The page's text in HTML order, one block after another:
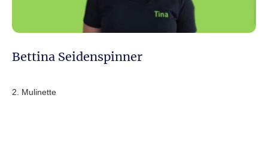
Bettina Seidenspinner
2. Mulinette